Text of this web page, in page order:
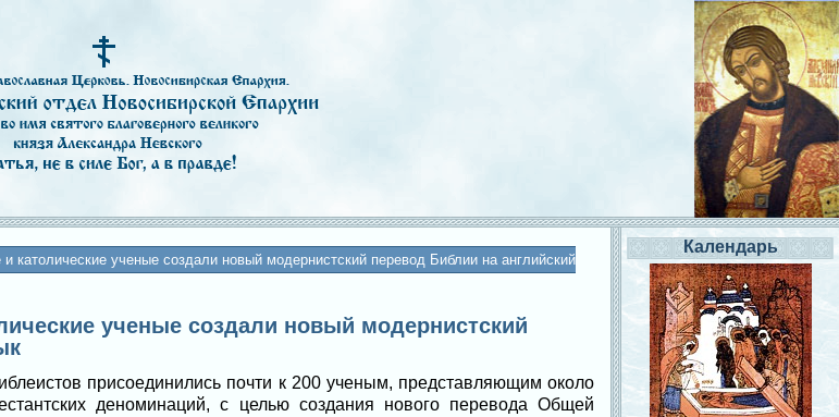
и католические ученые создали новый модернистский перевод Библии на английский
ученые создали новый модернистский
присоединились почти к 200 ученым, представляющим около
деноминаций, с целью создания нового перевода Общей
Календарь